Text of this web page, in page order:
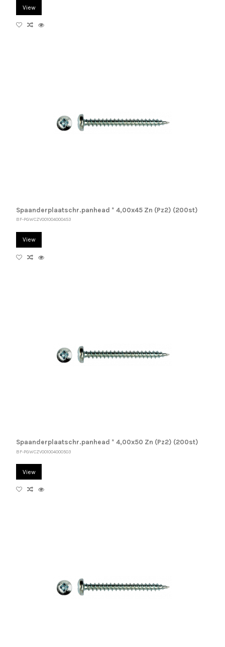
View
Spaanderplaatschr.panhead * 4,00x45 Zn (Pz2) (200st)
BF-PGWCZV001004000453
View
Spaanderplaatschr.panhead * 4,00x50 Zn (Pz2) (200st)
BF-PGWCZV001004000503
View